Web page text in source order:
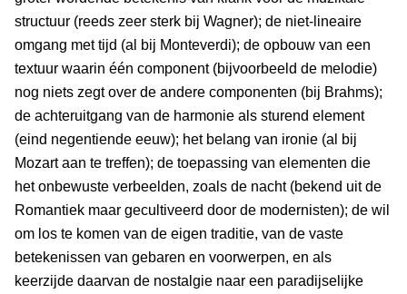
structuur (reeds zeer sterk bij Wagner); de niet-lineaire
omgang met tijd (al bij Monteverdi); de opbouw van een
textuur waarin één component (bijvoorbeeld de melodie)
nog niets zegt over de andere componenten (bij Brahms);
de achteruitgang van de harmonie als sturend element
(eind negentiende eeuw); het belang van ironie (al bij
Mozart aan te treffen); de toepassing van elementen die
het onbewuste verbeelden, zoals de nacht (bekend uit de
Romantiek maar gecultiveerd door de modernisten); de wil
om los te komen van de eigen traditie, van de vaste
betekenissen van gebaren en voorwerpen, en als
keerzijde daarvan de nostalgie naar een paradijselijke